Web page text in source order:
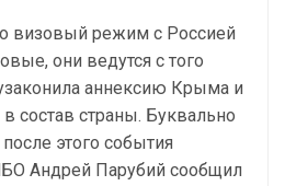
визовый режим с Россией
они ведутся с того
аннексию Крыма и
состав страны. Буквально
этого события
Андрей Парубий сообщил